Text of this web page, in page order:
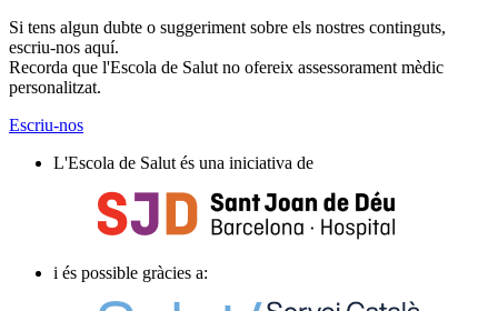
Si tens algun dubte o suggeriment sobre els nostres continguts,
escriu-nos aquí.
Recorda que l'Escola de Salut no ofereix assessorament mèdic
personalitzat.
Escriu-nos
L'Escola de Salut és una iniciativa de
i és possible gràcies a: